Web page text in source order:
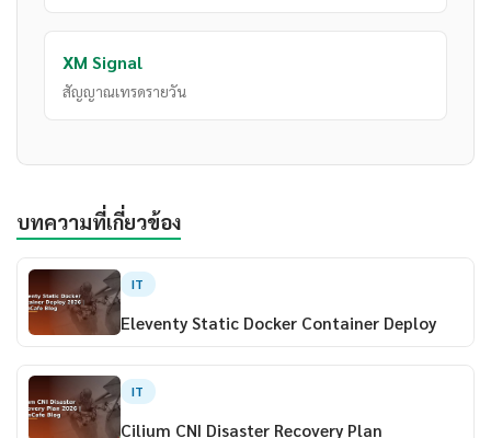
XM Signal
สัญญาณเทรดรายวัน
บทความที่เกี่ยวข้อง
IT
Eleventy Static Docker Container Deploy
IT
Cilium CNI Disaster Recovery Plan